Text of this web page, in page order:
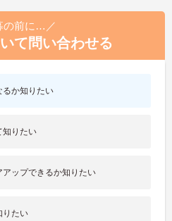
の前に…／
て問い合わせる
るか知りたい
知りたい
ップできるか知りたい
りたい